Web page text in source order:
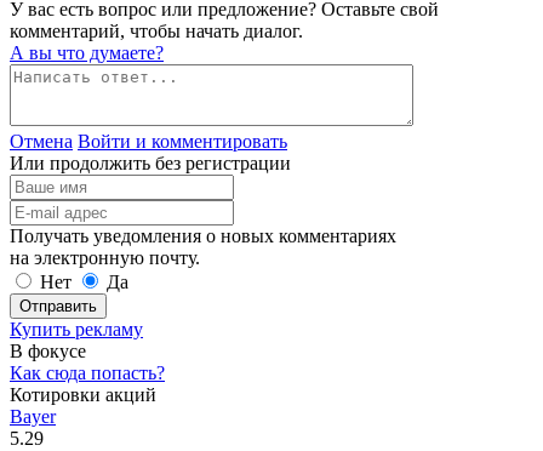
У вас есть вопрос или предложение? Оставьте свой
комментарий, чтобы начать диалог.
А вы что думаете?
Отмена Войти и комментировать
Или продолжить без регистрации
Получать уведомления о новых комментариях
на электронную почту.
Нет
Да
Отправить
Купить рекламу
В фокусе
Как сюда попасть?
Котировки акций
Bayer
5.29